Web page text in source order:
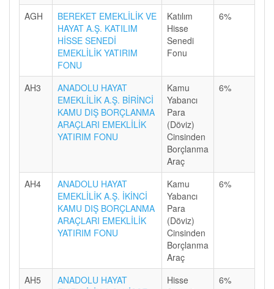
AGH
BEREKET EMEKLİLİK VE
HAYAT A.Ş. KATILIM
HİSSE SENEDİ
EMEKLİLİK YATIRIM
FONU
Katılım
Hisse
Senedi
Fonu
6%
AH3
ANADOLU HAYAT
EMEKLİLİK A.Ş. BİRİNCİ
KAMU DIŞ BORÇLANMA
ARAÇLARI EMEKLİLİK
YATIRIM FONU
Kamu
Yabancı
Para
(Döviz)
Cinsinden
Borçlanma
Araç
6%
AH4
ANADOLU HAYAT
EMEKLİLİK A.Ş. İKİNCİ
KAMU DIŞ BORÇLANMA
ARAÇLARI EMEKLİLİK
YATIRIM FONU
Kamu
Yabancı
Para
(Döviz)
Cinsinden
Borçlanma
Araç
6%
AH5
ANADOLU HAYAT
Hisse
6%